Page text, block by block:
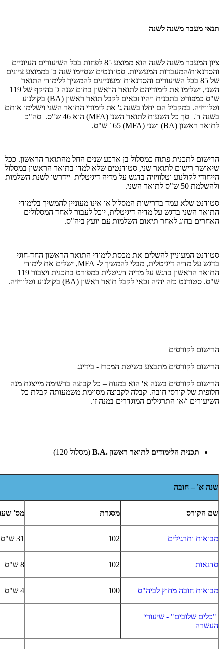
תנאי מעבר משנה לשנה
ציון המעבר משנה לשנה הוא ממוצע 85 לפחות בכל השיעורים העיוניים
והסדנאות/המעבדות המעשיות. סטודנטים שסיימו שנה ב' בממוצע ציונים
של 85 בכל השיעורים והסדנאות ומעוניינים להמשיך ללימודי התואר
השני, ישלימו את לימודיהם לתואר הראשון בתום שנה ג' בהיקף של 119
ש"ס כמפורט בתכנית ויהיו זכאים לקבל תואר ראשון (BA) בקולנוע
וטלוויזיה. במקביל הם יחלו בשנה ג' את לימודי התואר השני וישלימו אותם
בשנה ד'. סך כל השעות לתואר השני (MFA
) הוא 46 ש"ס. סה"כ
לתואר ראשון (BA) ושני (MFA) 165 ש"ס.
הרישום לתכנית פתוח כמסלול בן ארבע שנים החל מהתואר הראשון. ככל
שיאושר רישום לתואר שני, סטודנטים שלא למדו בתואר הראשון במסלול
הייחודי לקולנוע וטלוויזיה בדגש על מדיה דיגיטלית יידרשו לשנת השלמות
ולהשלמת 50 ש"ס לתואר השני.
סטודנט שלא עמד בדרישות המסלול או אינו מעוניין להמשיך בלימודי
התואר השני בדגש על מדיה דיגיטלית, יוכל לעבור לאחד המסלולים
האחרים בחוג לאחר תיאום השלמות עם יועץ ביה"ס.
סטודנט המעוניין להשלים את מכסת לימודי התואר הראשון החד-חוגי
בדגש על מדיה דיגיטלית, מבלי להמשיך ל- MFA, ישלים את לימודי
התואר הראשון בדגש על מדיה דיגיטלית כמפורט בתכנית ויצבור 119
ש"ס. סטודנט כזה יהיה זכאי לקבל תואר ראשון (BA) בקולנוע וטלוויזיה.
הרישום לקורסים
הרישום לקורסים מתבצע בשיטת המכרז - בידינג
הרישום לקורסים בשנה א' הוא במנות – כל קבוצה ברשימה מייצגת מנה
חלופית של קורסי חובה. קבלה לקבוצה מסוימת משמעותה קבלת כל
השיעורים ו/או התרגילים המוגדרים במנה זו.
תכנית הלימודים לתואר ראשון B.A. (מסלול 120)
שנה א' – חובה
שם הקורס מסגרת מס'
מבואות ותרגילים 102 31 ש"ס
סדנאות 102 8 ש"ס
מבואות חובה מחוץ לביה"ס 100 4 ש"ס
"כלים שלובים" - שיעורי
העשרה